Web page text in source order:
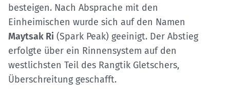
besteigen. Nach Absprache mit den
Einheimischen wurde sich auf den Namen
Maytsak Ri (Spark Peak) geeinigt. Der Abstieg
erfolgte über ein Rinnensystem auf den
westlichsten Teil des Rangtik Gletschers,
Überschreitung geschafft.